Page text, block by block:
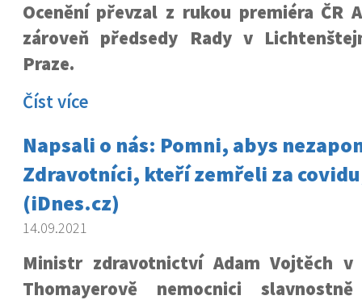
Ocenění převzal z rukou premiéra ČR
zároveň předsedy Rady v
Praze.
Číst více
Napsali o nás: Pomni, abys
Zdravotníci, kteří zemřeli za
(iDnes.cz)
14.09.2021
Ministr zdravotnictví Adam Vojtěch v
Thomayerově nemocnici slavnostně